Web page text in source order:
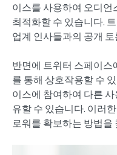
이스를 사용하여 오디언
최적화할 수 있습니다.
업계 인사들과의 공개
반면에 트위터 스페이
를 통해 상호작용할 수
이스에 참여하여 다른
유할 수 있습니다. 이러
로워를 확보하는 방법